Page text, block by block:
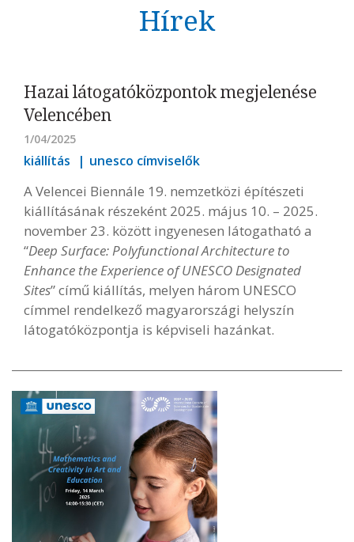
Hírek
Hazai látogatóközpontok megjelenése
Velencében
1/04/2025
kiállítás unesco címviselők
A Velencei Biennále 19. nemzetközi építészeti
kiállításának részeként 2025. május 10. – 2025.
november 23. között ingyenesen látogatható a
“Deep Surface: Polyfunctional Architecture to
Enhance the Experience of UNESCO Designated
Sites” című kiállítás, melyen három UNESCO
címmel rendelkező magyarországi helyszín
látogatóközpontja is képviseli hazánkat.